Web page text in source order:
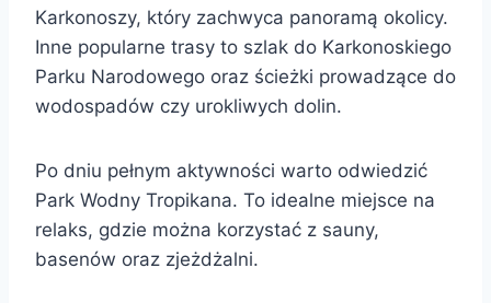
Karkonoszy, który zachwyca panoramą okolicy.
Inne popularne trasy to szlak do Karkonoskiego
Parku Narodowego oraz ścieżki prowadzące do
wodospadów czy urokliwych dolin.
Po dniu pełnym aktywności warto odwiedzić
Park Wodny Tropikana. To idealne miejsce na
relaks, gdzie można korzystać z sauny,
basenów oraz zjeżdżalni.